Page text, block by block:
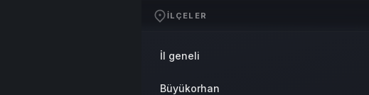
İLÇELER
İl geneli
Büyükorhan